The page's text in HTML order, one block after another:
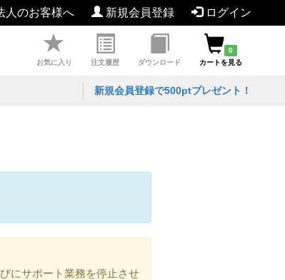
人のお客様へ 新規会員登録 ログイン
お気に入り 注文履歴 ダウンロード
0
カートを見る
新規会員登録で500ptプレゼント！
にサポート業務を停止させ